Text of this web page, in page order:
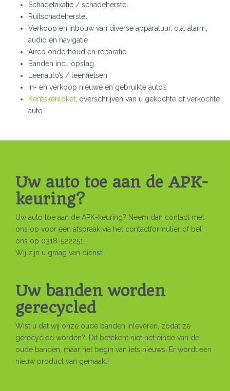
Schadetaxatie / schadeherstel
Ruitschadeherstel
Verkoop en inbouw van diverse apparatuur, o.a. alarm,
audio en navigatie
Airco onderhoud en reparatie
Banden incl. opslag
Leenauto’s / leenfietsen
In- en verkoop nieuwe en gebruikte auto’s
Kentekenloket , overschrijven van u gekochte of verkochte
auto
Uw auto toe aan de APK-
keuring?
Uw auto toe aan de APK-keuring? Neem dan contact met
ons op voor een afspraak via het contactformulier of bel
ons op 0318-522251.
Wij zijn u graag van dienst!
Uw banden worden
gerecycled
Wist u dat wij onze oude banden inleveren, zodat ze
gerecycled worden?! Dit betekent niet het einde van de
oude banden, maar het begin van iets nieuws. Er wordt een
nieuw product van gemaakt!